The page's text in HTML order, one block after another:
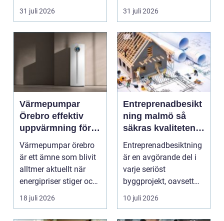
renovering. Färg, rost,
smu...
31 juli 2026
säljas billi...
31 juli 2026
Värmepumpar
Örebro effektiv
uppvärmning för
hus och
fastigheter
Värmepumpar örebro
är ett ämne som blivit
alltmer aktuellt när
energipriser stiger och
fler vill sän...
18 juli 2026
Entreprenadbesikt
ning malmö så
säkras kvaliteten i
byggprojekt
Entreprenadbesiktning
är en avgörande del i
varje seriöst
byggprojekt, oavsett
om det handlar om en
10 juli 2026